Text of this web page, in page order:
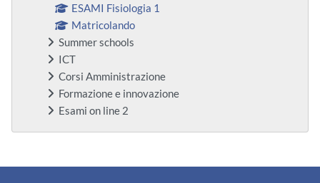
ESAMI Fisiologia 1
Matricolando
Summer schools
ICT
Corsi Amministrazione
Formazione e innovazione
Esami on line 2
Ergänzungsblöcke